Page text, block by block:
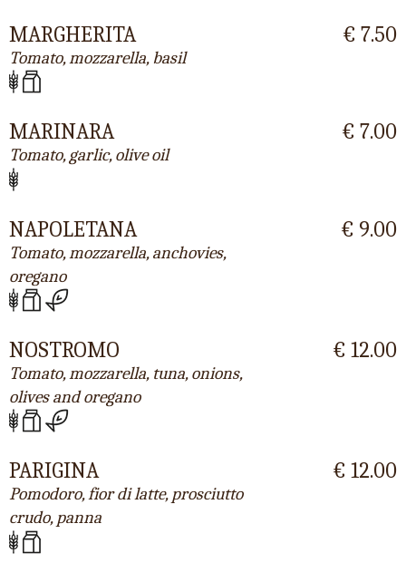
MARGHERITA
Tomato, mozzarella, basil
€ 7.50
MARINARA
Tomato, garlic, olive oil
€ 7.00
NAPOLETANA
Tomato, mozzarella, anchovies,
oregano
€ 9.00
NOSTROMO
Tomato, mozzarella, tuna, onions,
olives and oregano
€ 12.00
PARIGINA
Pomodoro, fior di latte, prosciutto
crudo, panna
€ 12.00